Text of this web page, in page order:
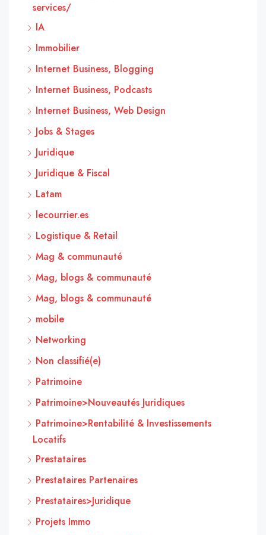
services/
IA
Immobilier
Internet Business, Blogging
Internet Business, Podcasts
Internet Business, Web Design
Jobs & Stages
Juridique
Juridique & Fiscal
Latam
lecourrier.es
Logistique & Retail
Mag & communauté
Mag, blogs & communauté
Mag, blogs & communauté
mobile
Networking
Non classifié(e)
Patrimoine
Patrimoine>Nouveautés Juridiques
Patrimoine>Rentabilité & Investissements
Locatifs
Prestataires
Prestataires Partenaires
Prestataires>Juridique
Projets Immo